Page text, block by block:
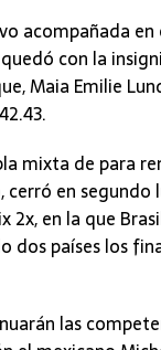
acompañada
con la
Maia Emilie
mixta de para
en
2x, en la que
dos países los
las